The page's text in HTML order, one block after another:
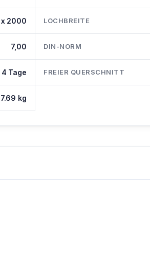
2000 LOCHBREITE
7,00 DIN-NORM
4 Tage FREIER QUERSCHNITT
7.69 kg